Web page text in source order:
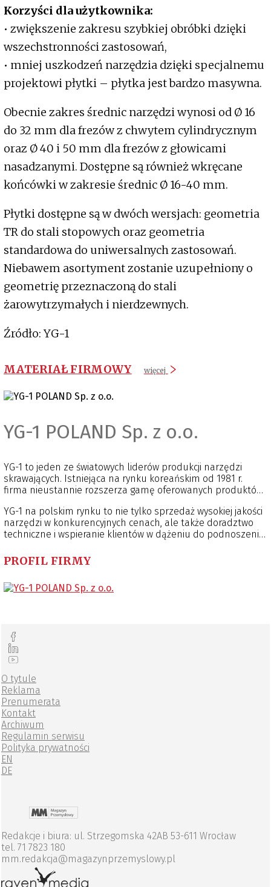
Korzyści dla użytkownika:
• zwiększenie zakresu szybkiej obróbki dzięki
wszechstronności zastosowań,
• mniej uszkodzeń narzędzia dzięki specjalnemu
projektowi płytki – płytka jest bardzo masywna.
Obecnie zakres średnic narzędzi wynosi od Ø 16
do 32 mm dla frezów z chwytem cylindrycznym
oraz Ø 40 i 50 mm dla frezów z głowicami
nasadzanymi. Dostępne są również wkręcane
końcówki w zakresie średnic Ø 16-40 mm.
Płytki dostępne są w dwóch wersjach: geometria
TR do stali stopowych oraz geometria
standardowa do uniwersalnych zastosowań.
Niebawem asortyment zostanie uzupełniony o
geometrię przeznaczoną do stali
żarowytrzymałych i nierdzewnych.
Źródło: YG-1
MATERIAŁ FIRMOWY więcej
YG-1 POLAND Sp. z o.o.
YG-1 to jeden ze światowych liderów produkcji narzędzi
skrawających. Istniejąca na rynku koreańskim od 1981 r.
firma nieustannie rozszerza gamę oferowanych produktów.
najnowocześniejsze rozwiązania. Obecnie jest obecna w
ponad 75 krajach na całym świecie.
YG-1 na polskim rynku to nie tylko sprzedaż wysokiej jakości
narzędzi w konkurencyjnych cenach, ale także doradztwo
techniczne i wspieranie klientów w dążeniu do podnoszenia
PROFIL FIRMY
O tytule
Reklama
Prenumerata
Kontakt
Archiwum
Regulamin serwisu
Polityka prywatności
EN
DE
Redakcje i biura: ul. Strzegomska 42AB 53-611 Wrocław
tel. 71 7823 180
mm.redakcja@magazynprzemyslowy.pl